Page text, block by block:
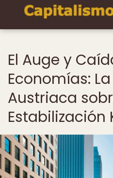
El Auge y
Economías:
Austriaca
Estabilización